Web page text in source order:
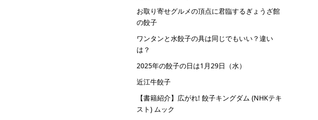
お取り寄せグルメの頂点に君臨するぎょうざ館
の餃子
ワンタンと水餃子の具は同じでもいい？違い
は？
2025年の餃子の日は1月29日（水）
近江牛餃子
【書籍紹介】広がれ! 餃子キングダム (NHKテキ
スト) ムック